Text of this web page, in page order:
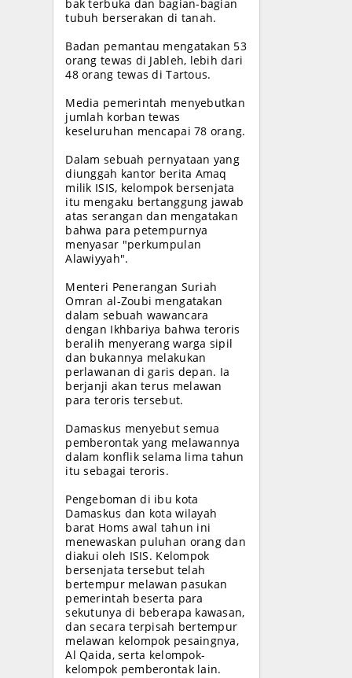
bak terbuka dan bagian-bagian
tubuh berserakan di tanah.
Badan pemantau mengatakan 53
orang tewas di Jableh, lebih dari
48 orang tewas di Tartous.
Media pemerintah menyebutkan
jumlah korban tewas
keseluruhan mencapai 78 orang.
Dalam sebuah pernyataan yang
diunggah kantor berita Amaq
milik ISIS, kelompok bersenjata
itu mengaku bertanggung jawab
atas serangan dan mengatakan
bahwa para petempurnya
menyasar "perkumpulan
Alawiyyah".
Menteri Penerangan Suriah
Omran al-Zoubi mengatakan
dalam sebuah wawancara
dengan Ikhbariya bahwa teroris
beralih menyerang warga sipil
dan bukannya melakukan
perlawanan di garis depan. Ia
berjanji akan terus melawan
para teroris tersebut.
Damaskus menyebut semua
pemberontak yang melawannya
dalam konflik selama lima tahun
itu sebagai teroris.
Pengeboman di ibu kota
Damaskus dan kota wilayah
barat Homs awal tahun ini
menewaskan puluhan orang dan
diakui oleh ISIS. Kelompok
bersenjata tersebut telah
bertempur melawan pasukan
pemerintah beserta para
sekutunya di beberapa kawasan,
dan secara terpisah bertempur
melawan kelompok pesaingnya,
Al Qaida, serta kelompok-
kelompok pemberontak lain.